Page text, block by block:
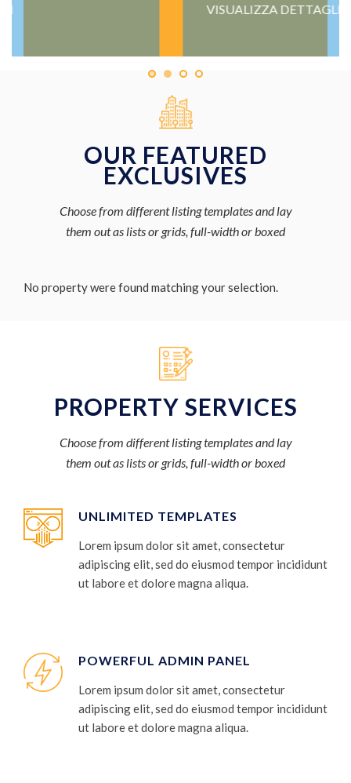
OUR FEATURED
EXCLUSIVES
Choose from different listing templates and lay
them out as lists or grids, full-width or boxed
No property were found matching your selection.
PROPERTY SERVICES
Choose from different listing templates and lay
them out as lists or grids, full-width or boxed
UNLIMITED TEMPLATES
Lorem ipsum dolor sit amet, consectetur
adipiscing elit, sed do eiusmod tempor incididunt
ut labore et dolore magna aliqua.
POWERFUL ADMIN PANEL
Lorem ipsum dolor sit amet, consectetur
adipiscing elit, sed do eiusmod tempor incididunt
ut labore et dolore magna aliqua.